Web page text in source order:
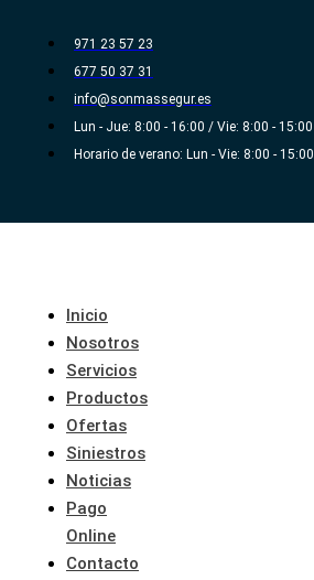
contenido
971 23 57 23
677 50 37 31
info@sonmassegur.es
Lun - Jue: 8:00 - 16:00 / Vie: 8:00 - 15:00
Horario de verano: Lun - Vie: 8:00 - 15:00
Inicio
Nosotros
Servicios
Productos
Ofertas
Siniestros
Noticias
Pago
Online
Contacto